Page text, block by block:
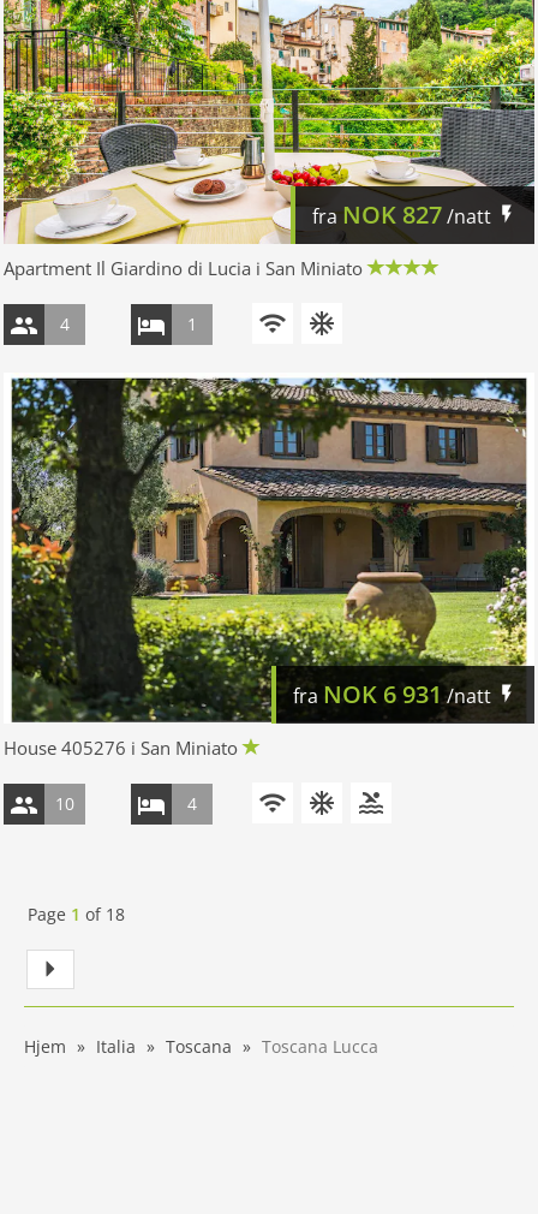
fraNOK 827/natt
Apartment Il Giardino di Lucia i San Miniato
4 1
fra NOK 6 931/natt
House 405276 i San Miniato
10 4
Page 1 of 18
Hjem Italia Toscana Toscana Lucca